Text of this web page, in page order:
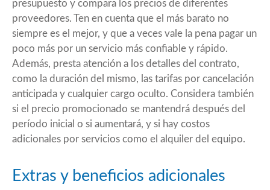
presupuesto y compara los precios de diferentes
proveedores. Ten en cuenta que el más barato no
siempre es el mejor, y que a veces vale la pena pagar un
poco más por un servicio más confiable y rápido.
Además, presta atención a los detalles del contrato,
como la duración del mismo, las tarifas por cancelación
anticipada y cualquier cargo oculto. Considera también
si el precio promocionado se mantendrá después del
período inicial o si aumentará, y si hay costos
adicionales por servicios como el alquiler del equipo.
Extras y beneficios adicionales